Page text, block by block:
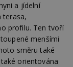
a jídelní
terasa,
profilu. Ten tvoří
menšími
směru také
orientována